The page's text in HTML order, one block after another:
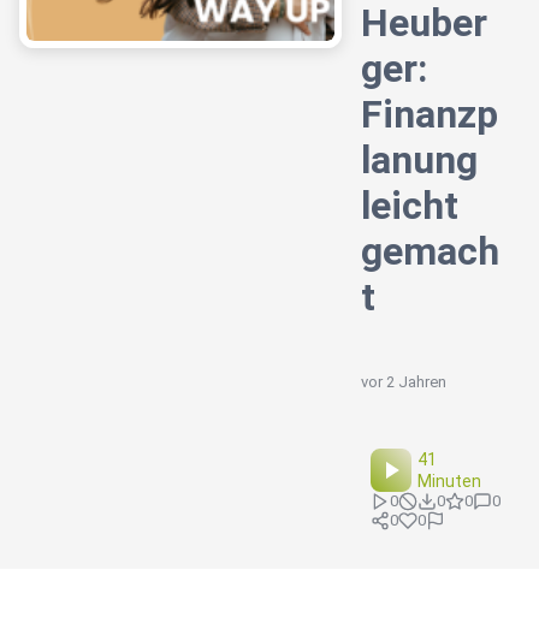
Heuber
ger:
Finanzp
lanung
leicht
gemach
t
vor 2 Jahren
41
Minuten
0 0 0
0
0
0